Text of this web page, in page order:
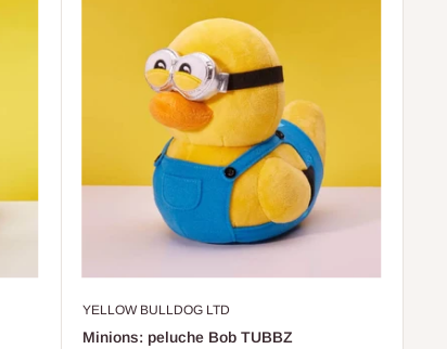
YELLOW BULLDOG LTD
Minions: peluche Bob TUBBZ